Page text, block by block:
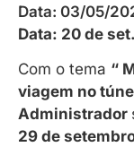
Data: 03/05/
Data: 20 de
Com o tema “
viagem no
Administrador
29 de